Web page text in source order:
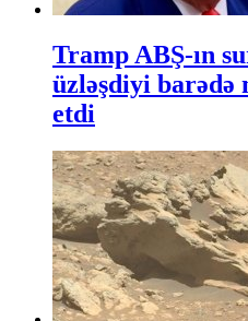
Tramp ABŞ-ın
üzləşdiyi barədə
etdi